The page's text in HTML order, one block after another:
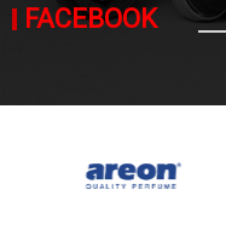
FACEBOOK